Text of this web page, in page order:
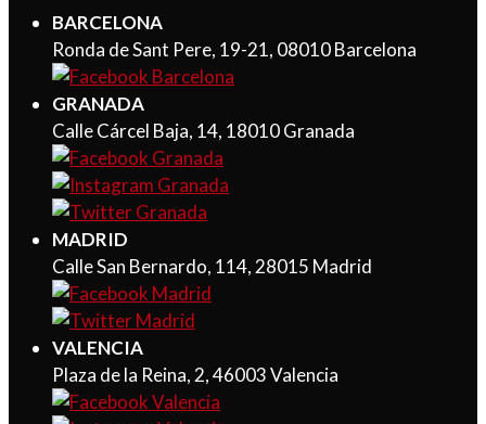
BARCELONA
Ronda de Sant Pere, 19-21, 08010 Barcelona
GRANADA
Calle Cárcel Baja, 14, 18010 Granada
MADRID
Calle San Bernardo, 114, 28015 Madrid
VALENCIA
Plaza de la Reina, 2, 46003 Valencia